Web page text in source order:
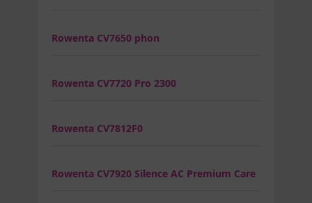
Rowenta CV7650 phon
Rowenta CV7720 Pro 2300
Rowenta CV7812F0
Rowenta CV7920 Silence AC Premium Care